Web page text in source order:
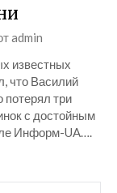
admin
известных
что Василий
потерял три
с достойным
Информ-UA….